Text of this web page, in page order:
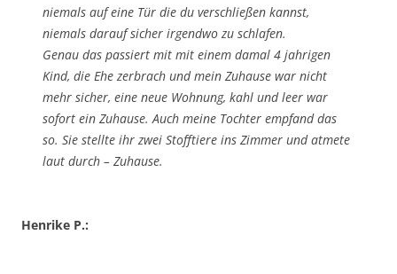
niemals auf eine Tür die du verschließen kannst,
niemals darauf sicher irgendwo zu schlafen.
Genau das passiert mit mit einem damal 4 jahrigen
Kind, die Ehe zerbrach und mein Zuhause war nicht
mehr sicher, eine neue Wohnung, kahl und leer war
sofort ein Zuhause. Auch meine Tochter empfand das
so. Sie stellte ihr zwei Stofftiere ins Zimmer und atmete
laut durch – Zuhause.
Henrike P.: